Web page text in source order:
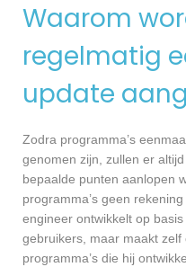
Waarom
regelmatig
update
Zodra programma’s
genomen zijn, zullen er
bepaalde punten aanlopen
programma’s geen
engineer ontwikkelt op
gebruikers, maar maakt zelf
programma’s die hij